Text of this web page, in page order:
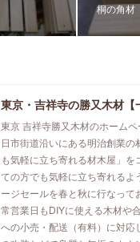
桐の角材
東京 吉祥寺勝又木材のホーム
日市街道沿いにある明治創業の
も気軽に立ち寄れる材木屋」を
ての方でも気軽に立ち寄れるよ
ージセールを春と秋に行なって
常営業日もDIYに使える木材や
への小売・配送（有料）に対応